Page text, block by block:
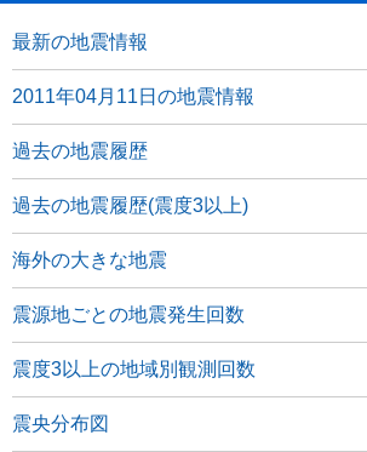
最新の地震情報
2011年04月11日の地震情報
過去の地震履歴
過去の地震履歴(震度3以上)
海外の大きな地震
震源地ごとの地震発生回数
震度3以上の地域別観測回数
震央分布図